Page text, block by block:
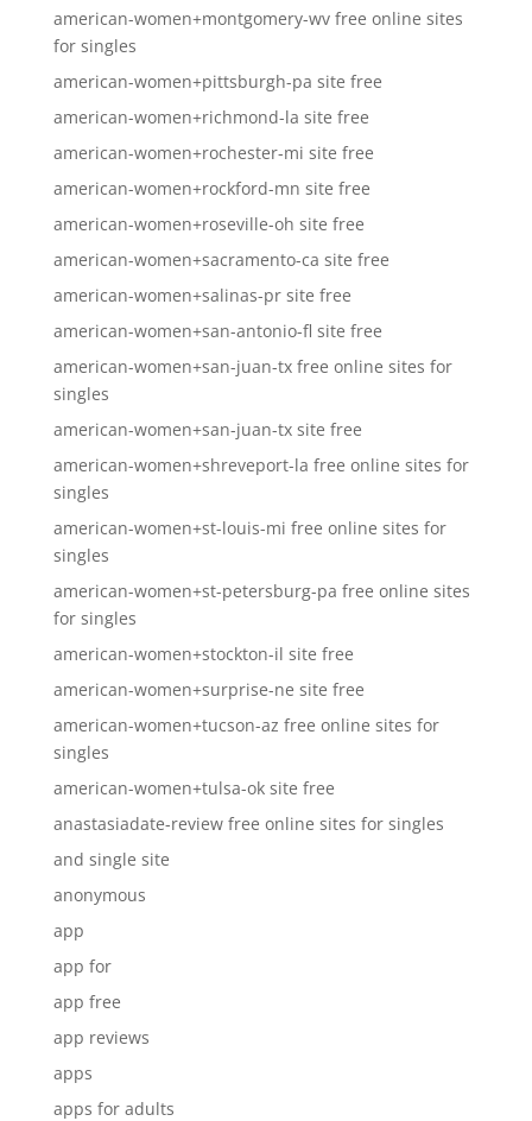
american-women+montgomery-wv free online sites
for singles
american-women+pittsburgh-pa site free
american-women+richmond-la site free
american-women+rochester-mi site free
american-women+rockford-mn site free
american-women+roseville-oh site free
american-women+sacramento-ca site free
american-women+salinas-pr site free
american-women+san-antonio-fl site free
american-women+san-juan-tx free online sites for
singles
american-women+san-juan-tx site free
american-women+shreveport-la free online sites for
singles
american-women+st-louis-mi free online sites for
singles
american-women+st-petersburg-pa free online sites
for singles
american-women+stockton-il site free
american-women+surprise-ne site free
american-women+tucson-az free online sites for
singles
american-women+tulsa-ok site free
anastasiadate-review free online sites for singles
and single site
anonymous
app
app for
app free
app reviews
apps
apps for adults